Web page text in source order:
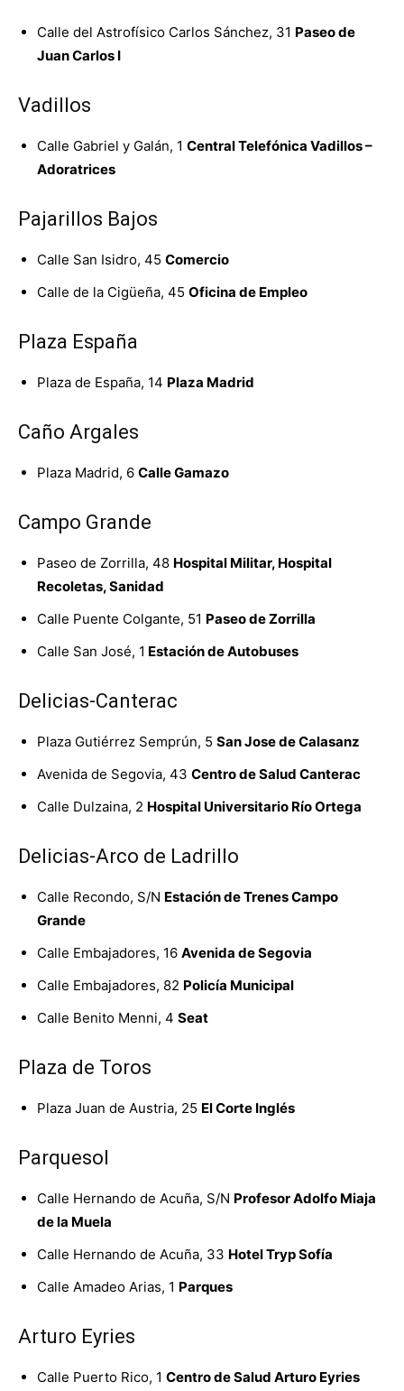
Calle del Astrofísico Carlos Sánchez, 31 Paseo de
Juan Carlos I
Vadillos
Calle Gabriel y Galán, 1 Central Telefónica Vadillos –
Adoratrices
Pajarillos Bajos
Calle San Isidro, 45 Comercio
Calle de la Cigüeña, 45 Oficina de Empleo
Plaza España
Plaza de España, 14 Plaza Madrid
Caño Argales
Plaza Madrid, 6 Calle Gamazo
Campo Grande
Paseo de Zorrilla, 48 Hospital Militar, Hospital
Recoletas, Sanidad
Calle Puente Colgante, 51 Paseo de Zorrilla
Calle San José, 1 Estación de Autobuses
Delicias-Canterac
Plaza Gutiérrez Semprún, 5 San Jose de Calasanz
Avenida de Segovia, 43 Centro de Salud Canterac
Calle Dulzaina, 2 Hospital Universitario Río Ortega
Delicias-Arco de Ladrillo
Calle Recondo, S/N Estación de Trenes Campo
Grande
Calle Embajadores, 16 Avenida de Segovia
Calle Embajadores, 82 Policía Municipal
Calle Benito Menni, 4 Seat
Plaza de Toros
Plaza Juan de Austria, 25 El Corte Inglés
Parquesol
Calle Hernando de Acuña, S/N Profesor Adolfo Miaja
de la Muela
Calle Hernando de Acuña, 33 Hotel Tryp Sofía
Calle Amadeo Arias, 1 Parques
Arturo Eyries
Calle Puerto Rico, 1 Centro de Salud Arturo Eyries